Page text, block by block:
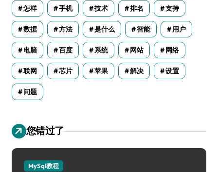
怎样 手机 技术 排名 支持
数据 方法 是什么 智能 用户
电脑 百度 系统 网站 网络
联网 芯片 苹果 解决 设置
问题
您错过了
MySql教程